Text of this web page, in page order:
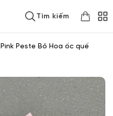
Tìm kiếm
Pink Peste Bó Hoa ốc quế